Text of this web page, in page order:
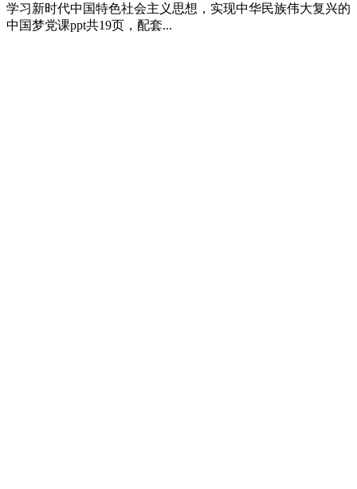
学习新时代中国特色社会主义思想，实现中华民族伟大复兴的
中国梦党课ppt共19页，配套...